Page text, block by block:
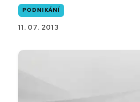
PODNIKÁNÍ
11. 07. 2013